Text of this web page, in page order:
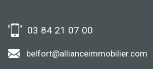
03 84 21 07 00
belfort@allianceimmobilier.com